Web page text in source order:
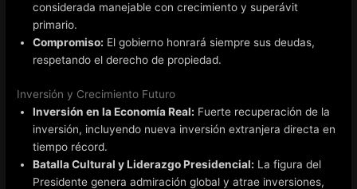
considerada manejable con crecimiento y superávit
primario.
Compromiso: El gobierno honrará siempre sus deudas,
respetando el derecho de propiedad.
Inversión y Crecimiento Futuro
Inversión en la Economía Real: Fuerte recuperación de la
inversión, incluyendo nueva inversión extranjera directa en
tiempo récord.
Batalla Cultural y Liderazgo Presidencial: La figura del
Presidente genera admiración global y atrae inversiones,